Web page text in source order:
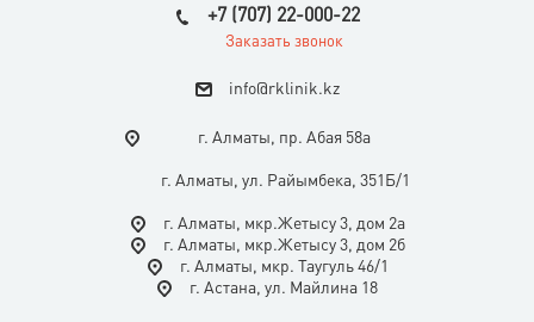
+7 (707) 22-000-22
Заказать звонок
info@rklinik.kz
г. Алматы, пр. Абая 58а
г. Алматы, ул. Райымбека, 351Б/1
г. Алматы, мкр.Жетысу 3, дом 2а
г. Алматы, мкр.Жетысу 3, дом 2б
г. Алматы, мкр. Таугуль 46/1
г. Астана, ул. Майлина 18